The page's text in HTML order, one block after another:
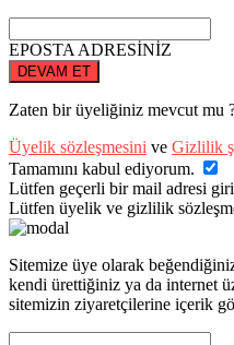
EPOSTA ADRESİNİZ
DEVAM ET
Zaten bir üyeliğiniz mevcut mu
Üyelik sözleşmesini ve Gizlilik
Tamamını kabul ediyorum.
Lütfen geçerli bir mail adresi
Lütfen üyelik ve gizlilik
Sitemize üye olarak
kendi ürettiğiniz ya da internet
sitemizin ziyaretçilerine içerik